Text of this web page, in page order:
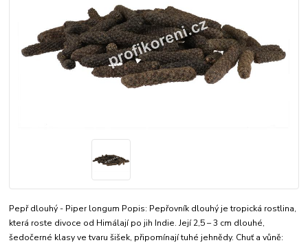
Pepř dlouhý - Piper longum Popis: Pepřovník dlouhý je tropická rostlina,
která roste divoce od Himálají po jih Indie. Její 2,5 – 3 cm dlouhé,
šedočerné klasy ve tvaru šišek, připomínají tuhé jehnědy. Chuť a vůně: